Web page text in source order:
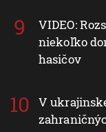
VIDEO:
niekoľko
hasičov
V